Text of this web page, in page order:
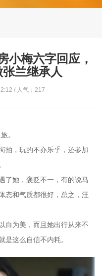
小梅六字回应，
兰继承人
/ 人气：217
。
，玩的不亦乐乎，还参加
她，褒贬不一，有的说马
态和气质都很好，总之，汪
为美，而且她出行从来不
是这么自信不内耗。